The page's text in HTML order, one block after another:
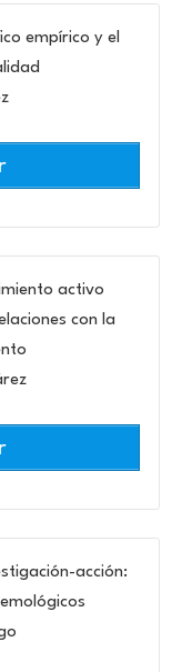
empírico y el
activo
con la
acción: